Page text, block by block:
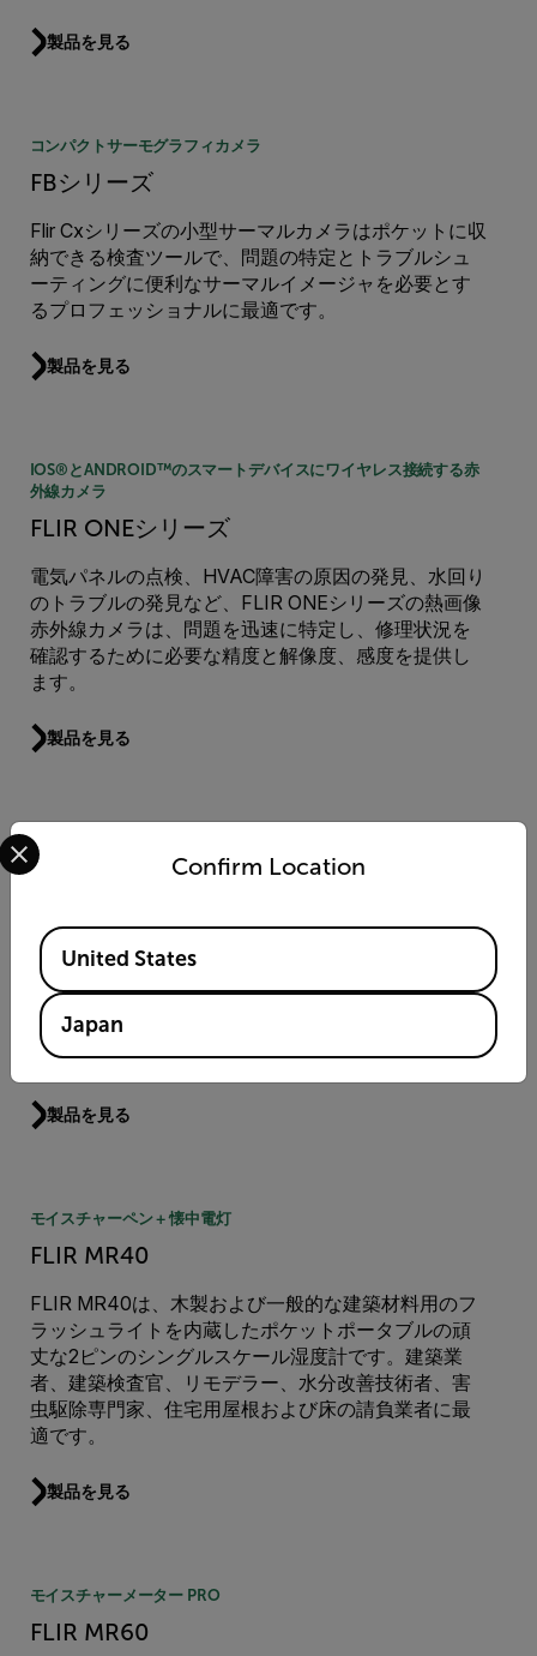
製品を見る
コンパクトサーモグラフィカメラ
FBシリーズ
Flir Cxシリーズの小型サーマルカメラはポケットに収
納できる検査ツールで、問題の特定とトラブルシュ
ーティングに便利なサーマルイメージャを必要とす
るプロフェッショナルに最適です。
製品を見る
IOS®とANDROID™のスマートデバイスにワイヤレス接続する赤
外線カメラ
FLIR ONEシリーズ
電気パネルの点検、HVAC障害の原因の発見、水回り
のトラブルの発見など、FLIR ONEシリーズの熱画像
赤外線カメラは、問題を迅速に特定し、修理状況を
確認するために必要な精度と解像度、感度を提供し
ます。
製品を見る
ハンドヘルド赤外線カメラ
TGシリーズ
軽量のハンドヘルド型FLIR TGシリーズ赤外線サーマ
ルカメラは、機器の問題を診断し、潜在的な障害点
を発見するのに役立ちます。問題に気付いたら、問
題が修正されたことを確認する、Submiterbeforeお
よびAfter−(*の熱画像を記録することで、顧客満足度
を確保できます。
製品を見る
モイスチャーペン + 懐中電灯
FLIR MR40
FLIR MR40は、木製および一般的な建築材料用のフ
ラッシュライトを内蔵したポケットポータブルの頑
丈な2ピンのシングルスケール湿度計です。建築業
者、建築検査官、リモデラー、水分改善技術者、害
虫駆除専門家、住宅用屋根および床の請負業者に最
適です。
製品を見る
モイスチャーメーター PRO
FLIR MR60
Confirm Location
Select your preferred country and language from the
Available Locations
United States
Japan